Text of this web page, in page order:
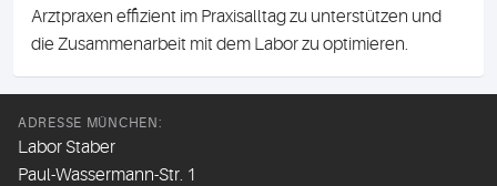
Arztpraxen effizient im Praxisalltag zu unterstützen und
die Zusammenarbeit mit dem Labor zu optimieren.
ADRESSE MÜNCHEN:
Labor Staber
Paul-Wassermann-Str. 1